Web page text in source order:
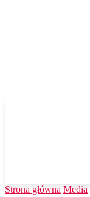
Strona główna Media